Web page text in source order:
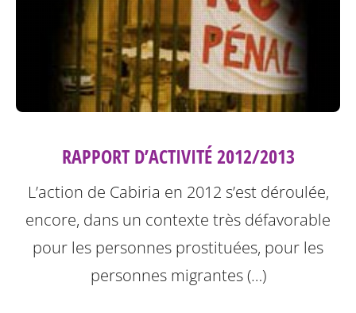
RAPPORT D’ACTIVITÉ 2012/2013
L’action de Cabiria en 2012 s’est déroulée,
encore, dans un contexte très défavorable
pour les personnes prostituées, pour les
personnes migrantes (…)